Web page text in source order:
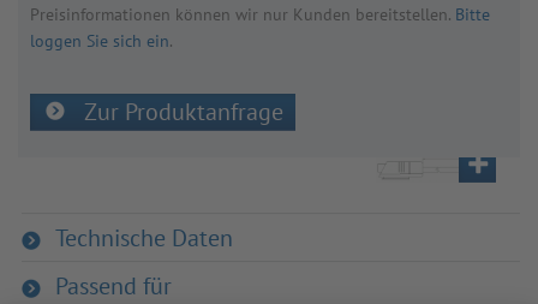
Preis­in­for­ma­tio­nen kön­nen wir nur Kun­den bereit­stel­len. Bitte
loggen Sie sich ein.
Zur Produktanfrage
Technische Daten
Passend für